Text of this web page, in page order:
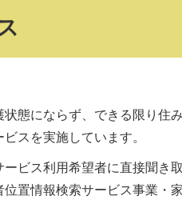
態にならず、できる限り住
スを実施しています。
ビス利用希望者に直接聞き
置情報検索サービス事業・